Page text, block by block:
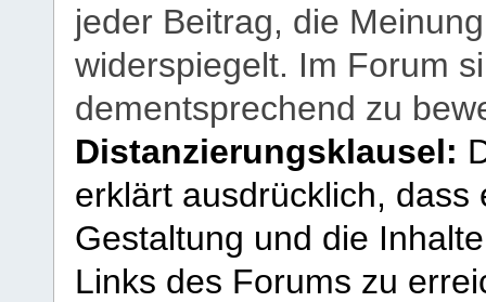
jeder Beitrag, die
widerspiegelt. Im Forum
dementsprechend zu
Distanzierungsklausel:
erklärt ausdrücklich,
Gestaltung und die
Links des Forums zu